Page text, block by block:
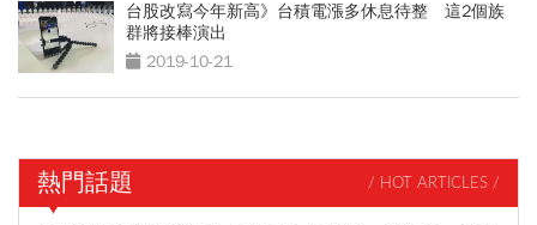
台股改寫今年新高》台積電漲多休息待整 這2個族
群將接棒演出
2019-10-21
熱門話題 / HOT ARTICLES /